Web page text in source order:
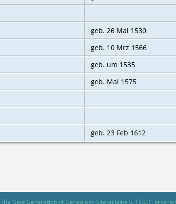
geb. 26 Mai 1530
geb. 10 Mrz 1566
geb. um 1535
geb. Mai 1575
geb. 23 Feb 1612
The Next Generation of Genealogy Sitebuilding v. 15.0.1,